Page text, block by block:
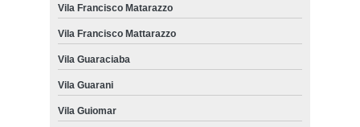
Vila Francisco Matarazzo
Vila Francisco Mattarazzo
Vila Guaraciaba
Vila Guarani
Vila Guiomar